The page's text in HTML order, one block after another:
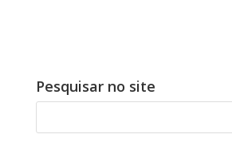
Pesquisar no site